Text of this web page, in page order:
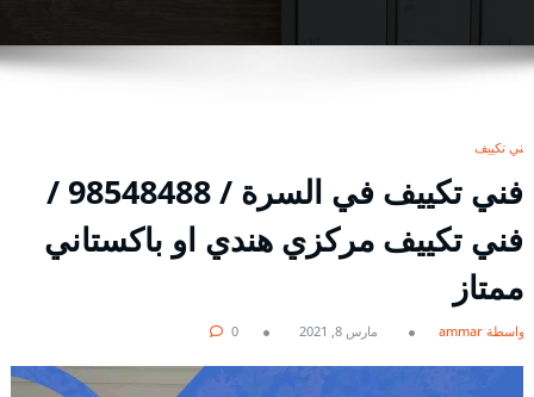
فني تكييف
فني تكييف في السرة / 98548488 /
فني تكييف مركزي هندي او باكستاني
ممتاز
بواسطة ammar مارس 8, 2021 0